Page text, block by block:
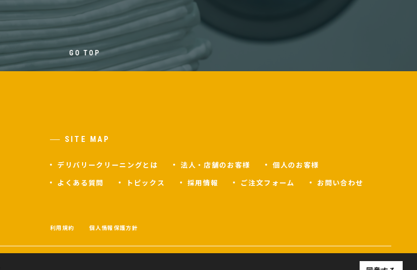
GO TOP
SITE MAP
デリバリークリーニングとは 法人・店舗のお客様
個人のお客様
よくある質問
トピックス 採用情報 ご注文フォーム お問い合わせ
利用規約 個人情報保護方針